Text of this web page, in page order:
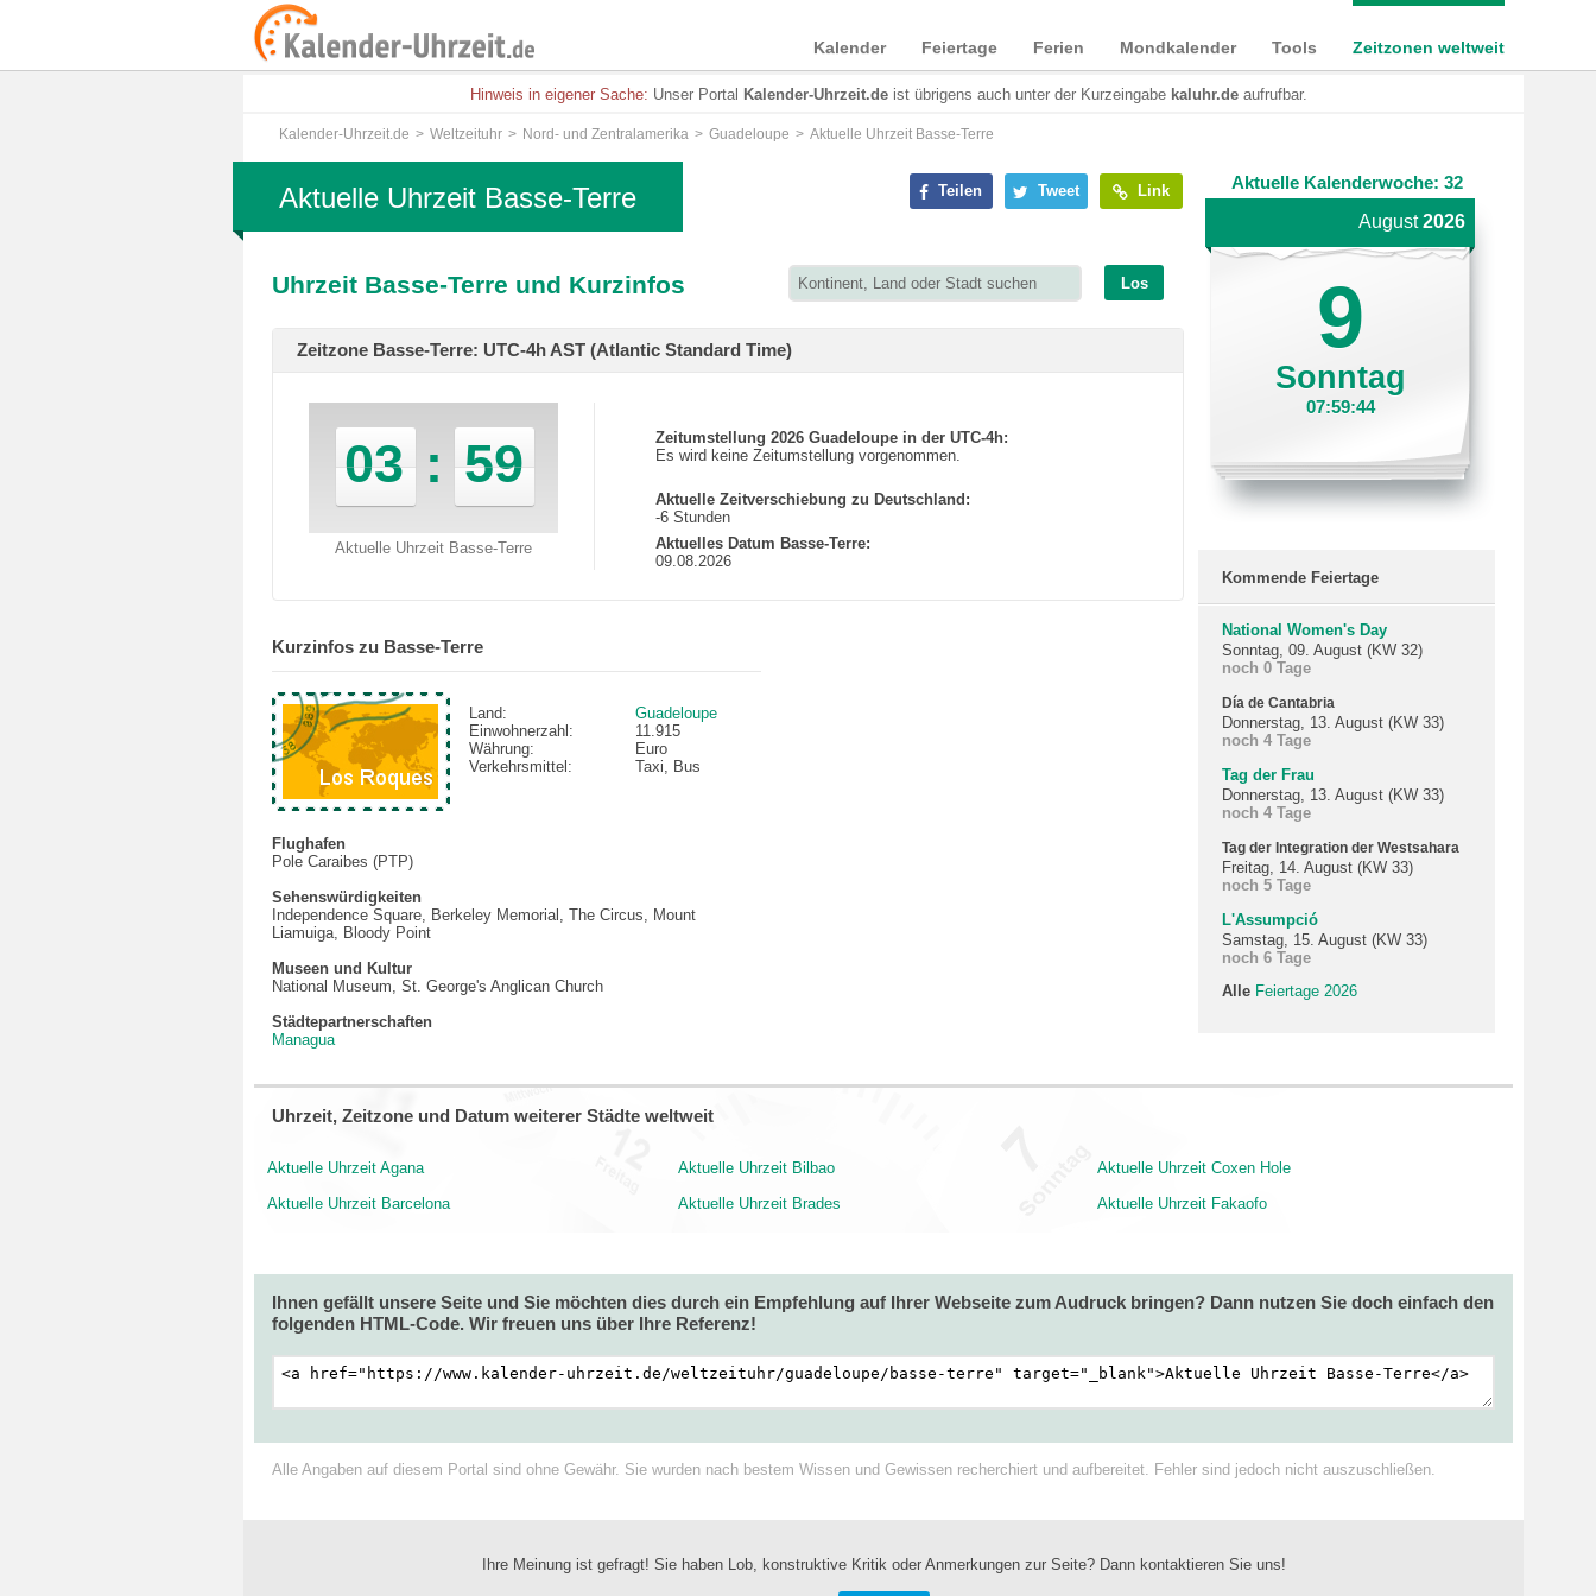
Kalender Feiertage Ferien Mondkalender Tools Zeitzonen weltweit
Hinweis in eigener Sache: Unser Portal Kalender-Uhrzeit.de ist übrigens auch unter der Kurzeingabe kaluhr.de aufrufbar.
Kalender-Uhrzeit.de Weltzeituhr Nord- und Zentralamerika Guadeloupe Aktuelle Uhrzeit Basse-Terre
Teilen Tweet Link
Aktuelle Uhrzeit Basse-Terre
Uhrzeit Basse-Terre und Kurzinfos Los
Zeitzone Basse-Terre: UTC-4h AST (Atlantic Standard Time)
03 : 59
Aktuelle Uhrzeit Basse-Terre
Zeitumstellung 2026 Guadeloupe in der UTC-4h:
Es wird keine Zeitumstellung vorgenommen.
Aktuelle Zeitverschiebung zu Deutschland:
-6 Stunden
Aktuelles Datum Basse-Terre:
09.08.2026
Kurzinfos zu Basse-Terre
Land:
Guadeloupe
Einwohnerzahl:
11.915
Währung:
Euro
Verkehrsmittel:
Taxi, Bus
Flughafen
Pole Caraibes (PTP)
Sehenswürdigkeiten
Independence Square, Berkeley Memorial, The Circus, Mount
Liamuiga, Bloody Point
Museen und Kultur
National Museum, St. George's Anglican Church
Städtepartnerschaften
Managua
Aktuelle Kalenderwoche: 32
August2026
9
Sonntag
07:59:44
Kommende Feiertage
National Women's Day
Sonntag, 09. August (KW 32)
noch 0 Tage
Día de Cantabria
Donnerstag, 13. August (KW 33)
noch 4 Tage
Tag der Frau
Donnerstag, 13. August (KW 33)
noch 4 Tage
Tag der Integration der Westsahara
Freitag, 14. August (KW 33)
noch 5 Tage
L'Assumpció
Samstag, 15. August (KW 33)
noch 6 Tage
Alle Feiertage 2026
Uhrzeit, Zeitzone und Datum weiterer Städte weltweit
Aktuelle Uhrzeit Agana
Aktuelle Uhrzeit Barcelona
Aktuelle Uhrzeit Bilbao
Aktuelle Uhrzeit Brades
Aktuelle Uhrzeit Coxen Hole
Aktuelle Uhrzeit Fakaofo
Ihnen gefällt unsere Seite und Sie möchten dies durch ein Empfehlung auf Ihrer Webseite zum Audruck bringen? Dann nutzen Sie doch einfach den
folgenden HTML-Code. Wir freuen uns über Ihre Referenz!
Alle Angaben auf diesem Portal sind ohne Gewähr. Sie wurden nach bestem Wissen und Gewissen recherchiert und aufbereitet. Fehler sind jedoch nicht auszuschließen.
Ihre Meinung ist gefragt! Sie haben Lob, konstruktive Kritik oder Anmerkungen zur Seite? Dann kontaktieren Sie uns!